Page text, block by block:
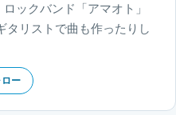
ックバンド「アマオト」
タリストで曲も作ったりし
ー